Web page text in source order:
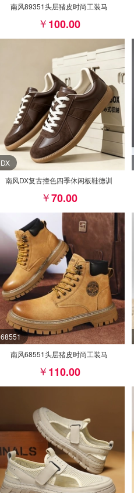
南风89351头层猪皮时尚工装马
100.00
DX
南风DX复古撞色四季休闲板鞋德训
70.00
68551
南风68551头层猪皮时尚工装马
110.00